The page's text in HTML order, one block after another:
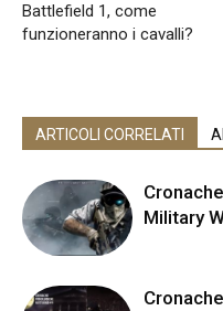
Battlefield 1, come
funzioneranno i cavalli?
ARTICOLI CORRELATI
Military